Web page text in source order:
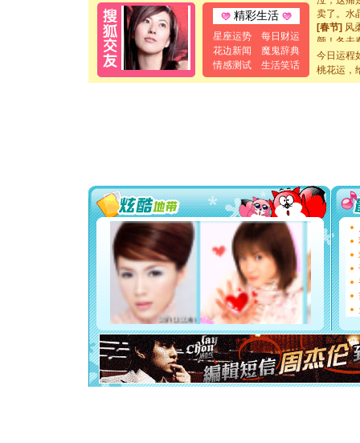
精彩生活
星座运势
每日财运
花边新闻
魔鬼辞典
情感测试
生活笑话
卖了。水
[春节] 风
颜！冬去
[春节]传
片叶子是
[圣诞节]
如意,快
[元旦]看
断电。
你是我
[元旦]
如
起；二
离。水
[元旦]
当
泣，这
卖了。
[春节]风
颜！冬去
道一声平
[春节]传
片叶子是
今日运程
桃花运，